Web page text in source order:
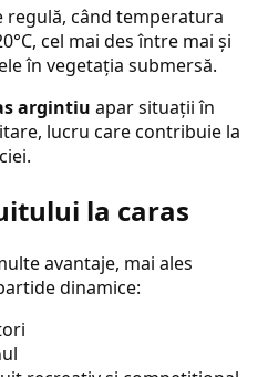
regulă, când temperatura
cel mai des între mai și
în vegetația submersă.
argintiu apar situații în
lucru care contribuie la
la caras
avantaje, mai ales
dinamice: